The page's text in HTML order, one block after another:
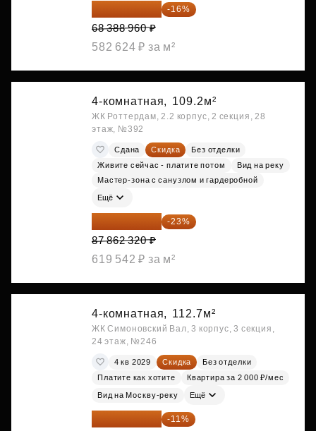
57 446 726 ₽ -16%
68 388 960 ₽
582 624 ₽ за м²
4-комнатная, 109.2м²
ЖК Роттердам, 2.2 корпус, 2 секция, 28
этаж, №392
Сдана Скидка
Без отделки
Живите сейчас - платите потом
Вид на реку
Мастер-зона с санузлом и гардеробной
Ещё
67 653 986 ₽ -23%
87 862 320 ₽
619 542 ₽ за м²
4-комнатная, 112.7м²
ЖК Симоновский Вал, 3 корпус, 3 секция,
24 этаж, №246
4 кв 2029 Скидка
Без отделки
Платите как хотите
Квартира за 2 000 ₽/мес
Вид на Москву-реку Ещё
69 550 100 ₽ -11%